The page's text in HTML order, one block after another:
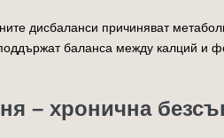
дисбаланси причиняват
баланса между калций
– хронична